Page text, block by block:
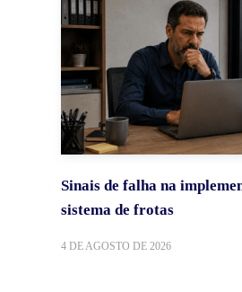
Sinais de falha na
sistema de frotas
4 DE AGOSTO DE 2026